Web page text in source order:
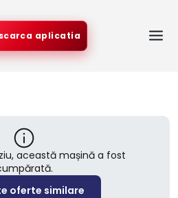
aplicatia
această mașină a fost
oferte similare